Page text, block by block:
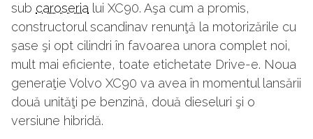
sub caroseria lui XC90. Aşa cum a promis,
constructorul scandinav renunţă la motorizările cu
şase şi opt cilindri în favoarea unora complet noi,
mult mai eficiente, toate etichetate Drive-e. Noua
generaţie Volvo XC90 va avea în momentul lansării
două unităţi pe benzină, două dieseluri şi o
versiune hibridă.